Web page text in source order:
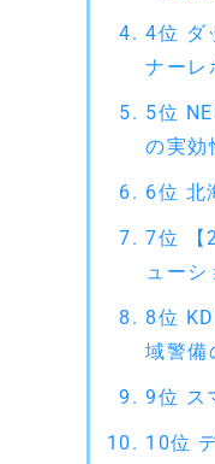
4位 ダ
ナーレ
5位
の実効
6位 北
7位 【
ューシ
8位
域警備
9位 ス
10位